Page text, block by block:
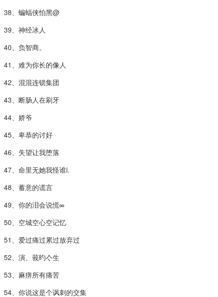
38、蝙蝠侠怕黑@
39、神经冰人
40、负智商。
41、难为你长的像人
42、混混连锁集团
43、断肠人在刷牙
44、娇爷
45、卑恭的讨好
46、失望让我堕落
47、命里无她我怪谁i.
48、蓄意的谎言
49、你的泪会说慌∞
50、空城空心空记忆
51、爱过痛过累过放弃过
52、演、莪旳亽生
53、麻痹所有痛苦
54、你说这是个讽刺的交集